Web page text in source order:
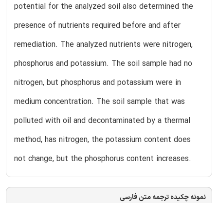
potential for the analyzed soil also determined the
presence of nutrients required before and after
remediation. The analyzed nutrients were nitrogen,
phosphorus and potassium. The soil sample had no
nitrogen, but phosphorus and potassium were in
medium concentration. The soil sample that was
polluted with oil and decontaminated by a thermal
method, has nitrogen, the potassium content does
not change, but the phosphorus content increases.
نمونه چکیده ترجمه متن فارسی